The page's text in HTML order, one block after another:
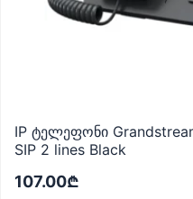
IP ტელეფონი
SIP 2 lines Black
107.00₾